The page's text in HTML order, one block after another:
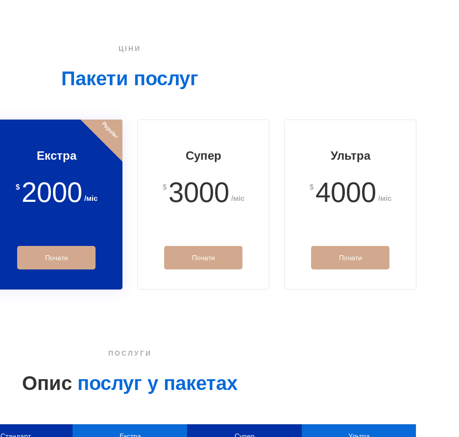
ЦІНИ
Пакети послуг
Popular
Екстра
$ 2000 /міс
Почати
Супер
$ 3000 /міс
Почати
Ультра
$ 4000 /міс
Почати
ПОСЛУГИ
Опис послуг у пакетах